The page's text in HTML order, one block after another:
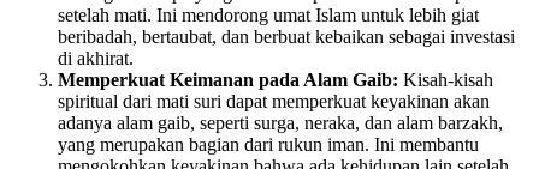
setelah mati. Ini mendorong umat Islam untuk lebih giat
beribadah, bertaubat, dan berbuat kebaikan sebagai investasi
di akhirat.
Memperkuat Keimanan pada Alam Gaib: Kisah-kisah
spiritual dari mati suri dapat memperkuat keyakinan akan
adanya alam gaib, seperti surga, neraka, dan alam barzakh,
yang merupakan bagian dari rukun iman. Ini membantu